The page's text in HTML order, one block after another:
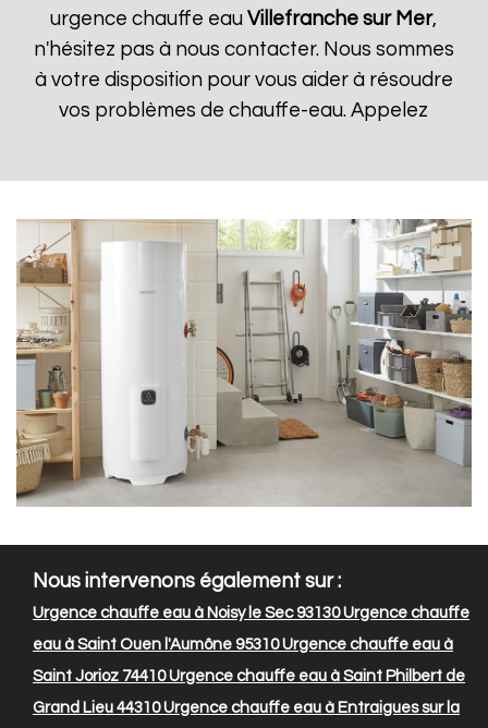
urgence chauffe eauVillefranche sur Mer,
n'hésitez pas à nous contacter. Nous sommes
à votre disposition pour vous aider à résoudre
vos problèmes de chauffe-eau. Appelez
Nous intervenons également sur :
Urgence chauffe eau à Noisy le Sec 93130Urgence chauffe
eau à Saint Ouen l'Aumône 95310Urgence chauffe eau à
Saint Jorioz 74410Urgence chauffe eau à Saint Philbert de
Grand Lieu 44310Urgence chauffe eau à Entraigues sur la